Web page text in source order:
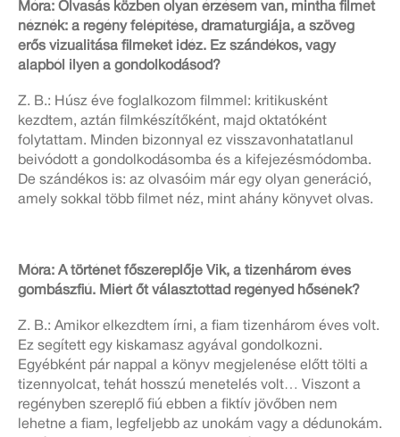
Móra: Olvasás közben olyan érzésem van, mintha filmet
néznék: a regény felépítése, dramaturgiája, a szöveg
erős vizualitása filmeket idéz. Ez szándékos, vagy
alapból ilyen a gondolkodásod?
Z. B.: Húsz éve foglalkozom filmmel: kritikusként
kezdtem, aztán filmkészítőként, majd oktatóként
folytattam. Minden bizonnyal ez visszavonhatatlanul
beivódott a gondolkodásomba és a kifejezésmódomba.
De szándékos is: az olvasóim már egy olyan generáció,
amely sokkal több filmet néz, mint ahány könyvet olvas.
Móra: A történet főszereplője Vik, a tizenhárom éves
gombászfiú. Miért őt választottad regényed hősének?
Z. B.: Amikor elkezdtem írni, a fiam tizenhárom éves volt.
Ez segített egy kiskamasz agyával gondolkozni.
Egyébként pár nappal a könyv megjelenése előtt tölti a
tizennyolcat, tehát hosszú menetelés volt… Viszont a
regényben szereplő fiú ebben a fiktív jövőben nem
lehetne a fiam, legfeljebb az unokám vagy a dédunokám.